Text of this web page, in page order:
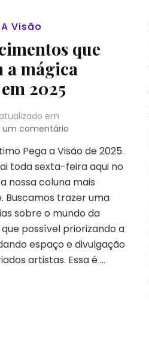
Visão
que
a mágica
2025
atualizado em
um comentárioem
acontecimentos
que
marcaram
mágica
brasileira
em
2025
Pega a Visão de 2025.
toda sexta-feira aqui no
nossa coluna mais
Buscamos trazer uma
sobre o mundo da
possível priorizando a
espaço e divulgação
artistas. Essa é …